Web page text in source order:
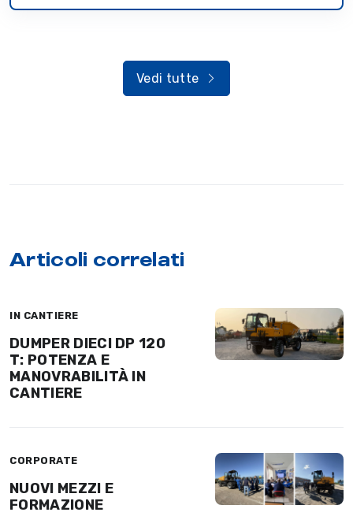
Vedi tutte
Articoli correlati
IN CANTIERE
DUMPER DIECI DP 120
T: POTENZA E
MANOVRABILITÀ IN
CANTIERE
CORPORATE
NUOVI MEZZI E
FORMAZIONE